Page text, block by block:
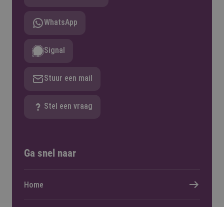
WhatsApp
Signal
Stuur een mail
Stel een vraag
Ga snel naar
Home